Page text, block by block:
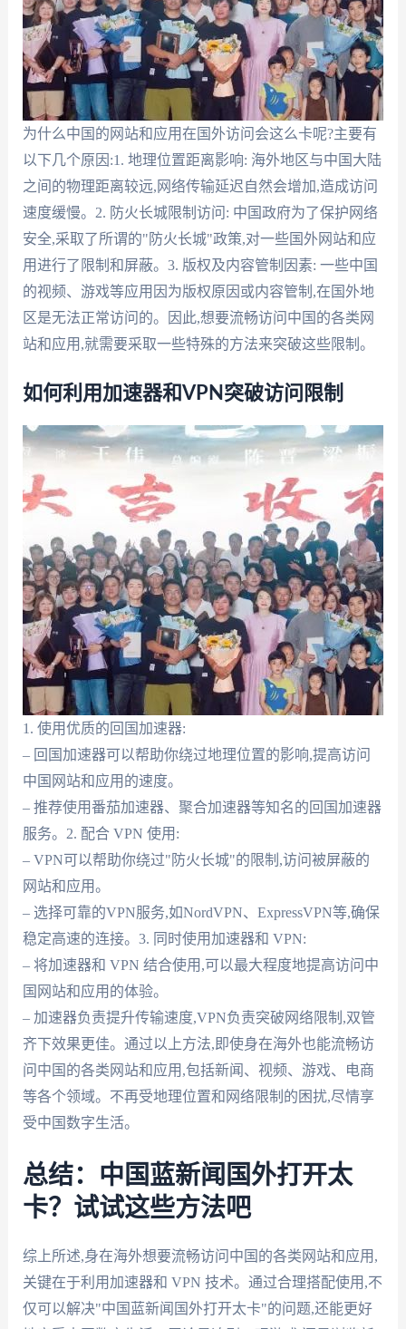
为什么中国的网站和应用在国外访问会这么卡呢?主要有
以下几个原因:1. 地理位置距离影响: 海外地区与中国大陆
之间的物理距离较远,网络传输延迟自然会增加,造成访问
速度缓慢。2. 防火长城限制访问: 中国政府为了保护网络
安全,采取了所谓的"防火长城"政策,对一些国外网站和应
用进行了限制和屏蔽。3. 版权及内容管制因素: 一些中国
的视频、游戏等应用因为版权原因或内容管制,在国外地
区是无法正常访问的。因此,想要流畅访问中国的各类网
站和应用,就需要采取一些特殊的方法来突破这些限制。
如何利用加速器和VPN突破访问限制
1. 使用优质的回国加速器:
– 回国加速器可以帮助你绕过地理位置的影响,提高访问
中国网站和应用的速度。
– 推荐使用番茄加速器、聚合加速器等知名的回国加速器
服务。2. 配合 VPN 使用:
– VPN可以帮助你绕过"防火长城"的限制,访问被屏蔽的
网站和应用。
– 选择可靠的VPN服务,如NordVPN、ExpressVPN等,确保
稳定高速的连接。3. 同时使用加速器和 VPN:
– 将加速器和 VPN 结合使用,可以最大程度地提高访问中
国网站和应用的体验。
– 加速器负责提升传输速度,VPN负责突破网络限制,双管
齐下效果更佳。通过以上方法,即使身在海外也能流畅访
问中国的各类网站和应用,包括新闻、视频、游戏、电商
等各个领域。不再受地理位置和网络限制的困扰,尽情享
受中国数字生活。
总结：中国蓝新闻国外打开太
卡？试试这些方法吧
综上所述,身在海外想要流畅访问中国的各类网站和应用,
关键在于利用加速器和 VPN 技术。通过合理搭配使用,不
仅可以解决"中国蓝新闻国外打开太卡"的问题,还能更好